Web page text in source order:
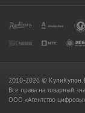
2010-2026 © КупиКупон.
Все права на товарный
OOO «Агентство